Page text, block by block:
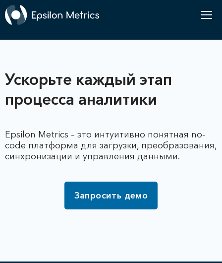
Ускорьте каждый этап
процесса аналитики
Epsilon Metrics – это интуитивно понятная no-
code платформа для загрузки, преобразования,
синхронизации и управления данными.
Запросить демо